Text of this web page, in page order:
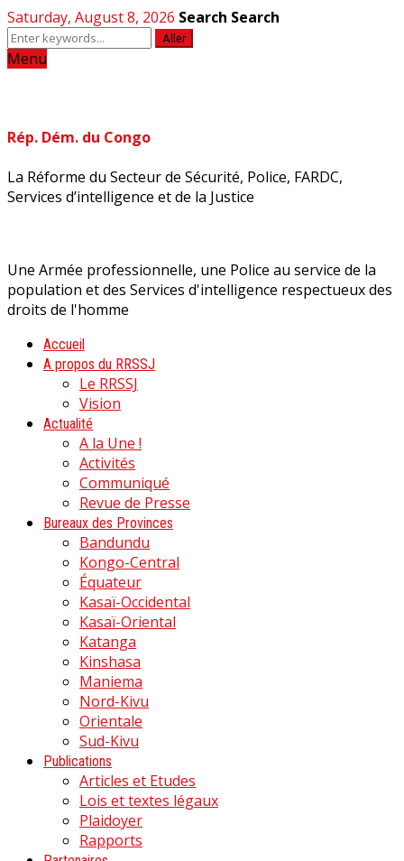
Saturday, August 8, 2026 Search Search
Aller
Menu
Rép. Dém. du Congo
La Réforme du Secteur de Sécurité, Police, FARDC,
Services d’intelligence et de la Justice
Une Armée professionnelle, une Police au service de la
population et des Services d'intelligence respectueux des
droits de l'homme
Accueil
A propos du RRSSJ
Le RRSSJ
Vision
Actualité
A la Une !
Activités
Communiqué
Revue de Presse
Bureaux des Provinces
Bandundu
Kongo-Central
Équateur
Kasaï-Occidental
Kasaï-Oriental
Katanga
Kinshasa
Maniema
Nord-Kivu
Orientale
Sud-Kivu
Publications
Articles et Etudes
Lois et textes légaux
Plaidoyer
Rapports